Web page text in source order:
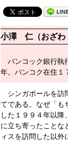
小澤 仁（おざわ
バンコック銀行執
年。バンコク在住１
シンガポールを訪
てである。なぜ「も
した１９９４年以
に立ち寄ったことな
ィスを訪問した以外